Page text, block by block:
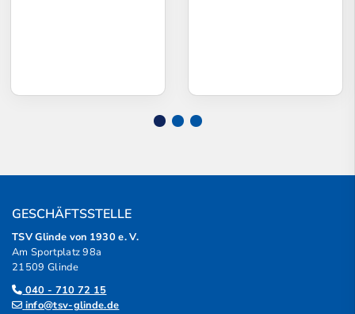
GESCHÄFTSSTELLE
TSV Glinde von 1930 e. V.
Am Sportplatz 98a
21509 Glinde
040 - 710 72 15
info@tsv-glinde.de